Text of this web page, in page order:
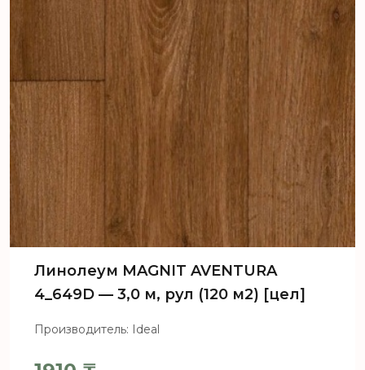
Линолеум MAGNIT AVENTURA
4_649D — 3,0 м, рул (120 м2) [цел]
Производитель: Ideal